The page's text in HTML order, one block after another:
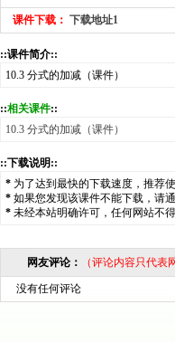
课件下载： 下载地址1
::课件简介::
10.3 分式的加减（课件）
::相关课件::
10.3 分式的加减（课件）
::下载说明::
* 为了达到最快的下载速度，推荐
* 如果您发现该课件不能下载，请
* 未经本站明确许可，任何网站不
网友评论： （评论内容只代
没有任何评论